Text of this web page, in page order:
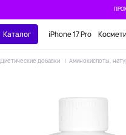
Каталог iPhone 17 Pro
Диетические добавки Аминокислоты,